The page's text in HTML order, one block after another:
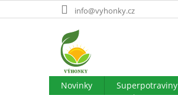
na
info@vyhonky.cz
Novinky Superpotraviny